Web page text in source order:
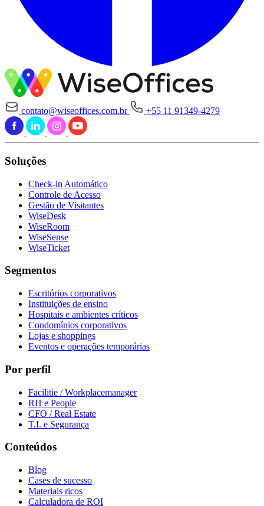
contato@wiseoffices.com.br +55 11 91349-4279
Soluções
Check-in Automático
Controle de Acesso
Gestão de Visitantes
WiseDesk
WiseRoom
WiseSense
WiseTicket
Segmentos
Escritórios corporativos
Instituições de ensino
Hospitais e ambientes críticos
Condomínios corporativos
Lojas e shoppings
Eventos e operações temporárias
Por perfil
Facilitie / Workplacemanager
RH e People
CFO / Real Estate
T.I. e Segurança
Conteúdos
Blog
Cases de sucesso
Materiais ricos
Calculadora de ROI